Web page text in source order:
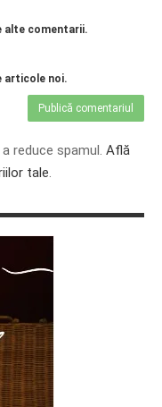
alte comentarii.
articole noi.
reduce spamul. Află
tale.